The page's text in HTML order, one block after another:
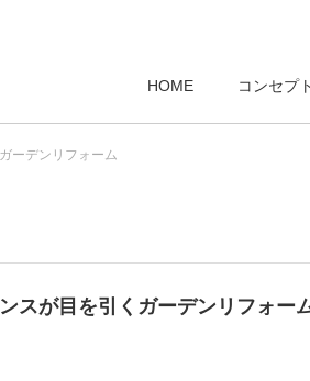
HOME コンセプト
ーデンリフォーム
スが目を引くガーデンリフォー